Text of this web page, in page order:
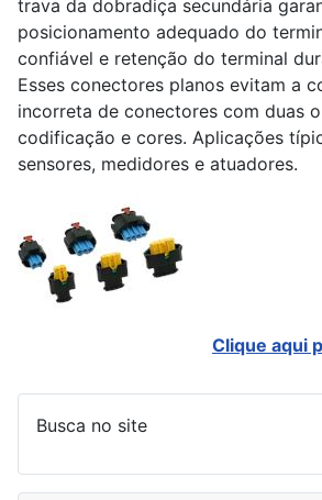
trava da dobradiça secundária
posicionamento adequado do
confiável e retenção do terminal
Esses conectores planos evitam a
incorreta de conectores com duas
codificação e cores. Aplicações
sensores, medidores e atuadores.
Clique aqui
Busca no site